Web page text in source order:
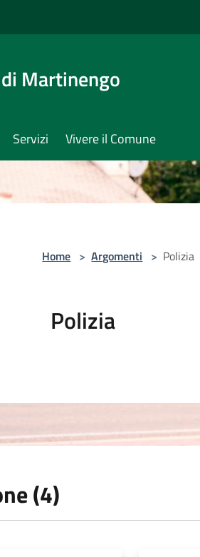
Martinengo
Servizi Vivere il Comune
Home > Argomenti > Polizia
Polizia
(4)